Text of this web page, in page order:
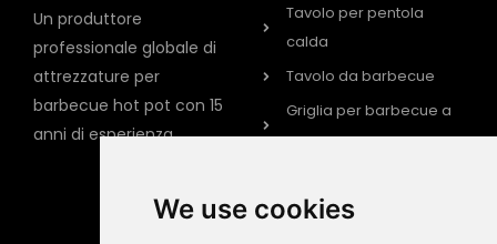
We use cookies
Un produttore
professionale globale di
attrezzature per
barbecue hot pot con 15
anni di esperienza
Tavolo per pentola
calda
Tavolo da barbecue
Griglia per barbecue a
gas
BARBECUE